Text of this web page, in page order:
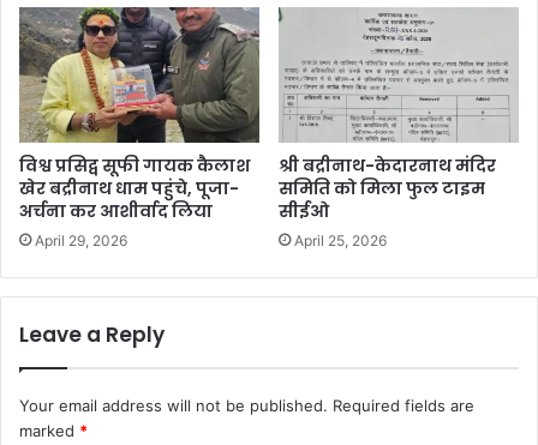
विश्व प्रसिद्व सूफी गायक कैलाश
खेर बद्रीनाथ धाम पहुंचे, पूजा-
अर्चना कर आशीर्वाद लिया
April 29, 2026
श्री बद्रीनाथ-केदारनाथ मंदिर
समिति को मिला फुल टाइम
सीईओ
April 25, 2026
Leave a Reply
Your email address will not be published. Required fields are
marked *